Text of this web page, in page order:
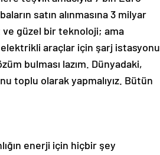
satın alınmasına 3 milyar
güzel bir teknoloji; ama
araçlar için şarj istasyonu
bulması lazım. Dünyadaki,
toplu olarak yapmalıyız. Bütün
enerji için hiçbir şey